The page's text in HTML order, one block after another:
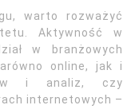
warto rozważyć
Aktywność w
w branżowych
online, jak i
i analiz, czy
internetowych –